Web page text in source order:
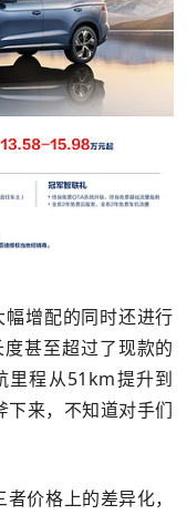
增配的同时还进行
甚至超过了现款的
里程从51km提升到
来，不知道对手们
价格上的差异化，